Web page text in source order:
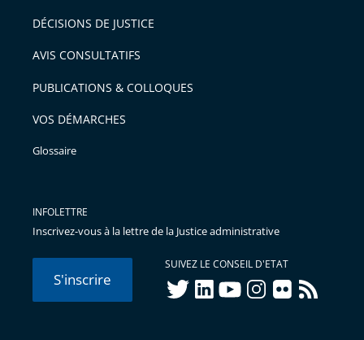
DÉCISIONS DE JUSTICE
AVIS CONSULTATIFS
PUBLICATIONS & COLLOQUES
VOS DÉMARCHES
Glossaire
INFOLETTRE
Inscrivez-vous à la lettre de la Justice administrative
S'inscrire
SUIVEZ LE CONSEIL D'ETAT
twitterlinkedInyoutubeinstagram
flickr rss